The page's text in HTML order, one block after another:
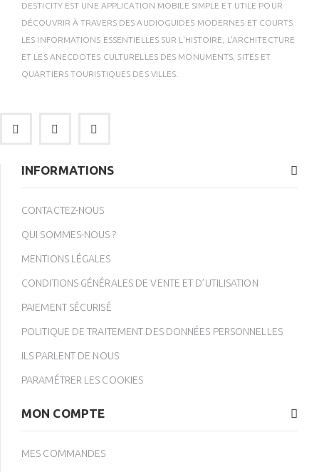
DESTICITY EST UNE APPLICATION MOBILE SIMPLE ET UTILE POUR
DÉCOUVRIR À TRAVERS DES AUDIOGUIDES MODERNES ET COURTS
LES INFORMATIONS ESSENTIELLES SUR L'HISTOIRE, L'ARCHITECTURE
ET LES ANECDOTES CULTURELLES DES MONUMENTS, SITES ET
QUARTIERS TOURISTIQUES DES VILLES.
INFORMATIONS
CONTACTEZ-NOUS
QUI SOMMES-NOUS ?
MENTIONS LÉGALES
CONDITIONS GÉNÉRALES DE VENTE ET D’UTILISATION
PAIEMENT SÉCURISÉ
POLITIQUE DE TRAITEMENT DES DONNÉES PERSONNELLES
ILS PARLENT DE NOUS
PARAMÉTRER LES COOKIES
MON COMPTE
MES COMMANDES